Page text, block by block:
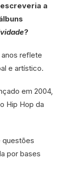
a
?
reflete
e artístico.
em 2004,
Hip Hop da
questões
por bases